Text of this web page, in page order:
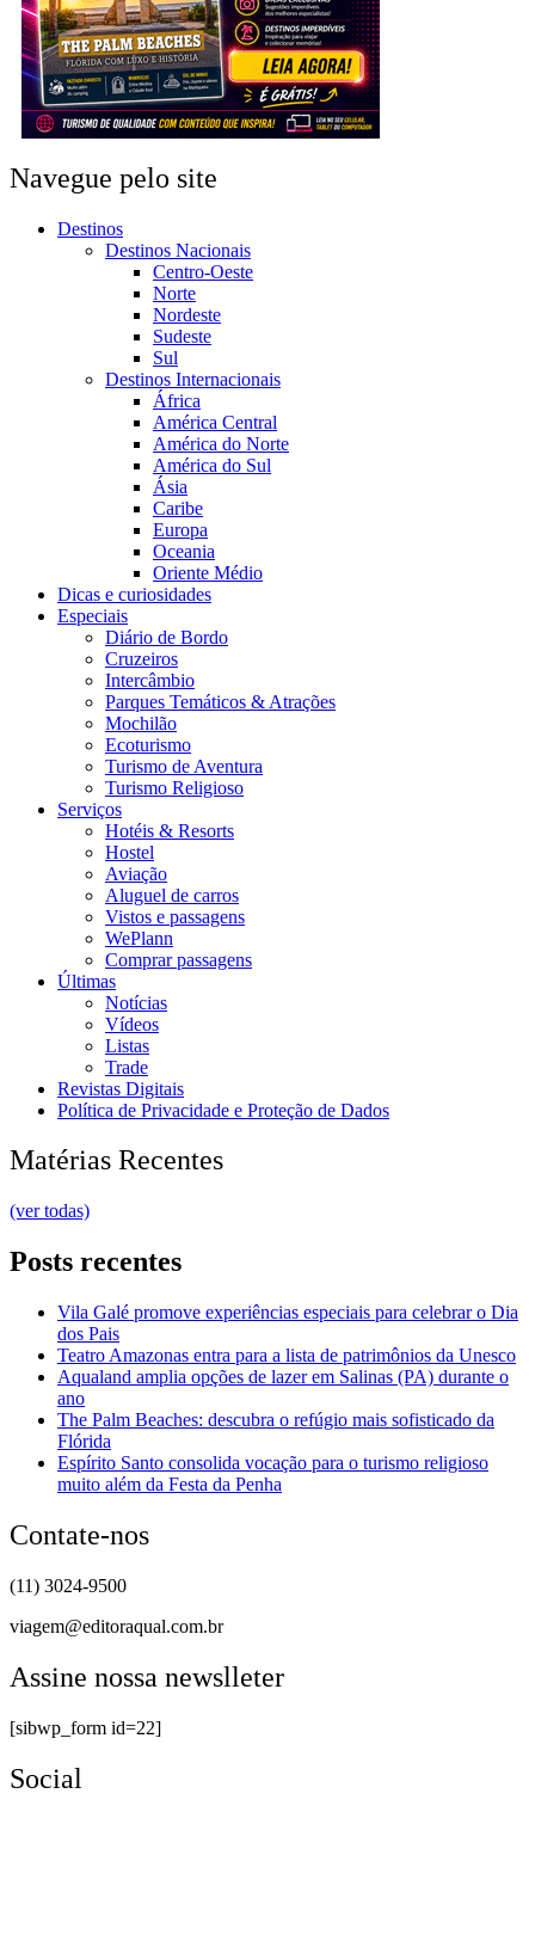
Navegue pelo site
Destinos
Destinos Nacionais
Centro-Oeste
Norte
Nordeste
Sudeste
Sul
Destinos Internacionais
África
América Central
América do Norte
América do Sul
Ásia
Caribe
Europa
Oceania
Oriente Médio
Dicas e curiosidades
Especiais
Diário de Bordo
Cruzeiros
Intercâmbio
Parques Temáticos & Atrações
Mochilão
Ecoturismo
Turismo de Aventura
Turismo Religioso
Serviços
Hotéis & Resorts
Hostel
Aviação
Aluguel de carros
Vistos e passagens
WePlann
Comprar passagens
Últimas
Notícias
Vídeos
Listas
Trade
Revistas Digitais
Política de Privacidade e Proteção de Dados
Matérias Recentes
(ver todas)
Posts recentes
Vila Galé promove experiências especiais para celebrar o Dia
dos Pais
Teatro Amazonas entra para a lista de patrimônios da Unesco
Aqualand amplia opções de lazer em Salinas (PA) durante o
ano
The Palm Beaches: descubra o refúgio mais sofisticado da
Flórida
Espírito Santo consolida vocação para o turismo religioso
muito além da Festa da Penha
Contate-nos
(11) 3024-9500
viagem@editoraqual.com.br
Assine nossa newslleter
[sibwp_form id=22]
Social